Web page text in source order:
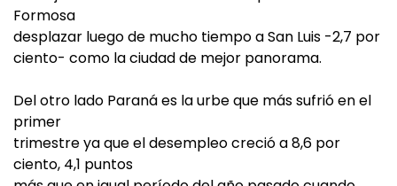
Formosa
desplazar luego de mucho tiempo a San Luis -2,7 por
ciento- como la ciudad de mejor panorama.
Del otro lado Paraná es la urbe que más sufrió en el
primer
trimestre ya que el desempleo creció a 8,6 por
ciento, 4,1 puntos